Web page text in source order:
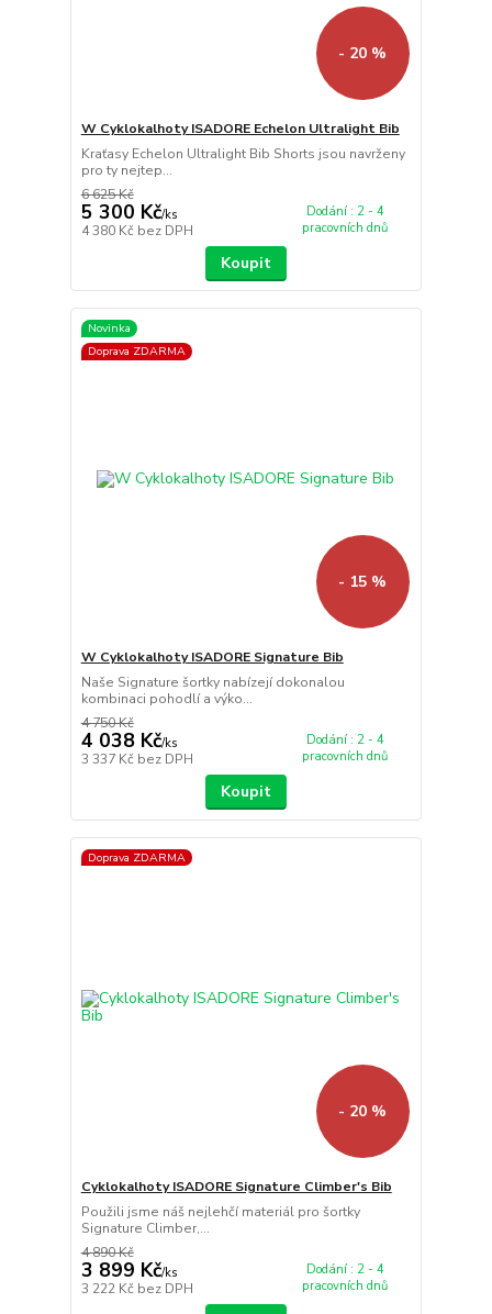
- 20 %
W Cyklokalhoty ISADORE Echelon Ultralight Bib
Kraťasy Echelon Ultralight Bib Shorts jsou navrženy
pro ty nejtep...
6 625 Kč
5 300 Kč/ks
4 380 Kč bez DPH
Dodání : 2 - 4
pracovních dnů
Koupit
Novinka
Doprava ZDARMA
- 15 %
W Cyklokalhoty ISADORE Signature Bib
Naše Signature šortky nabízejí dokonalou
kombinaci pohodlí a výko...
4 750 Kč
4 038 Kč/ks
3 337 Kč bez DPH
Dodání : 2 - 4
pracovních dnů
Koupit
Doprava ZDARMA
- 20 %
Cyklokalhoty ISADORE Signature Climber's Bib
Použili jsme náš nejlehčí materiál pro šortky
Signature Climber,...
4 890 Kč
3 899 Kč/ks
3 222 Kč bez DPH
Dodání : 2 - 4
pracovních dnů